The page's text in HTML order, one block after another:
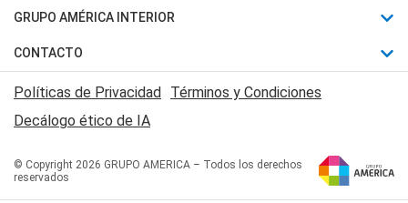
Judiciales
Economia
Motores
Trucos caseros
Series y Películas
Edictos y Solicitadas
Fútbol
Mundial
Automovilismo
Rugby
Básquet
GRUPO AMÉRICA INTERIOR
Canal 7 en Vivo
San Juan 8
CONTACTO
Acerca de Nosotros
Contactanos
Políticas de Privacidad Términos y Condiciones
Decálogo ético de IA
© Copyright 2026 GRUPO AMERICA – Todos los derechos
reservados